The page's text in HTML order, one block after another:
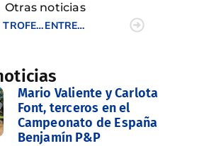
Otras noticias
TROFEO 75 ANIVERSARIO DE LA R.F.E.G. – SENIOR
ENTREGA DE LOS TROFEOS SENIOR 2007
Mario Valiente y Carlota
Font, terceros en el
Campeonato de España
Benjamín P&P